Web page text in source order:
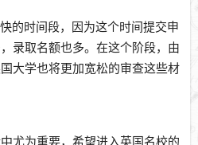
的时间段，因为这个时间提交申
录取名额也多。在这个阶段，由
大学也将更加宽松的审查这些材
尤为重要，希望进入英国名校的